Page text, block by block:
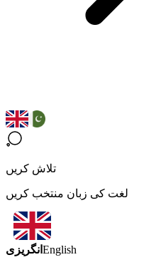
تلاش کریں
لغت کی زبان منتخب کریں
انگریزی English